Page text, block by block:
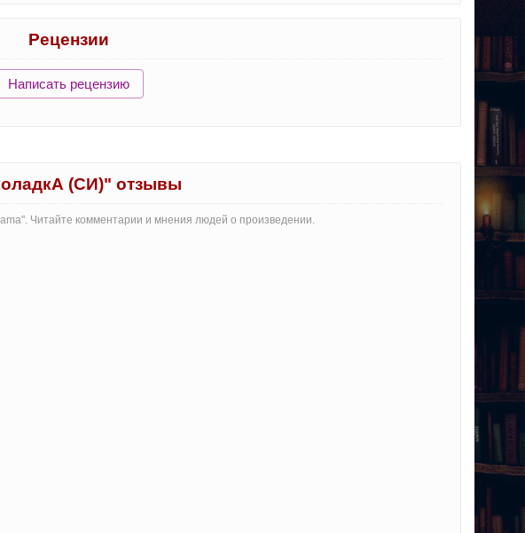
Рецензии
Написать рецензию
(СИ)" отзывы
Читайте комментарии и мнения людей о произведении.